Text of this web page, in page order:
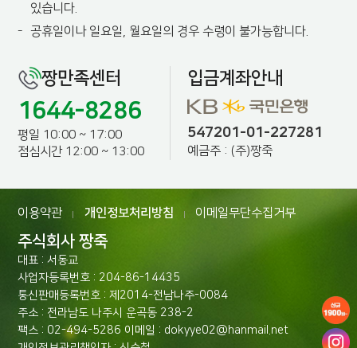
있습니다.
-
공휴일이나 일요일, 월요일의 경우 수령이 불가능합니다.
짱만족센터
1644-8286
평일 10:00 ~ 17:00
점심시간 12:00 ~ 13:00
입금계좌안내
547201-01-227281
예금주 : (주)짱죽
이용약관 개인정보처리방침 이메일무단수집거부
주식회사 짱죽
대표 : 서동교
사업자등록번호 : 204-86-14435
통신판매등록번호 : 제2014-전남나주-0084
주소 : 전라남도 나주시 운곡동 238-2
팩스 : 02-494-5286 이메일 : dokyye02@hanmail.net